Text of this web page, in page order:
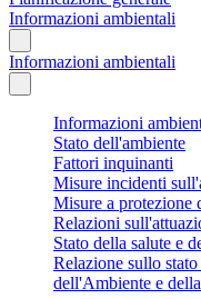
Informazioni ambientali
Informazioni ambientali
Informazioni
Stato dell'ambiente
Fattori inquinanti
Misure incidenti
Misure a protezione
Relazioni
Stato della salute e
Relazione sullo
dell'Ambiente e